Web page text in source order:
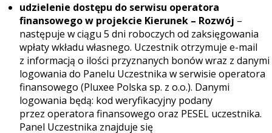
udzielenie dostępu do serwisu operatora
finansowego w projekcie Kierunek – Rozwój –
następuje w ciągu 5 dni roboczych od zaksięgowania
wpłaty wkładu własnego. Uczestnik otrzymuje e-mail
z informacją o ilości przyznanych bonów wraz z danymi
logowania do Panelu Uczestnika w serwisie operatora
finansowego (Pluxee Polska sp. z o.o.). Danymi
logowania będą: kod weryfikacyjny podany
przez operatora finansowego oraz PESEL uczestnika.
Panel Uczestnika znajduje się